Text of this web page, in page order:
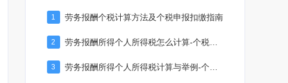
1 劳务报酬个税计算方法及个税申报扣缴指南
2 劳务报酬所得个人所得税怎么计算-个税计算器2024
3